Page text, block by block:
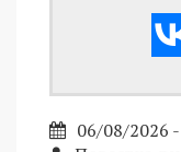
06/08/2026